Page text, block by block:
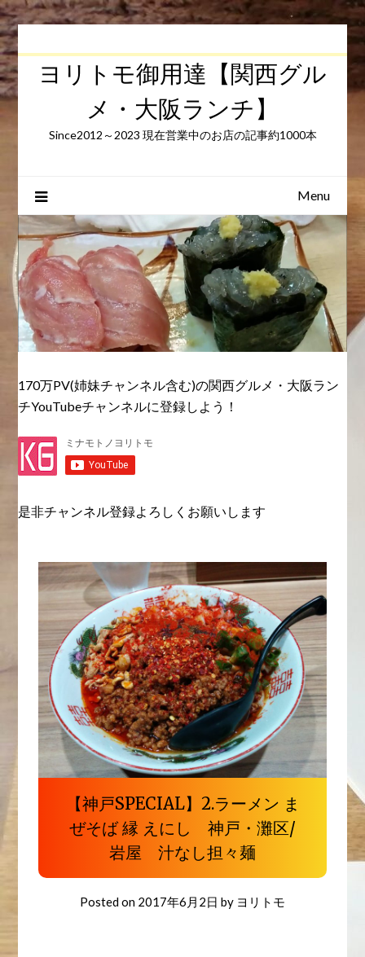
Skip
to
content
ヨリトモ御用達【関西グル
メ・大阪ランチ】
Since2012～2023 現在営業中のお店の記事約1000本
Menu
170万PV(姉妹チャンネル含む)の関西グルメ・大阪ラン
チYouTubeチャンネルに登録しよう！
是非チャンネル登録よろしくお願いします
【神戸SPECIAL】2.ラーメン ま
ぜそば 縁 えにし 神戸・灘区/
岩屋 汁なし担々麺
Posted on 2017年6月2日 by ヨリトモ